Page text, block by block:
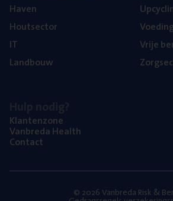
Haven
Hout­sec­tor
IT
Land­bouw
Vrije
Klan­ten­zo­ne
Van­b­re­da Health
Con­tact
© 2026 Vanbreda Risk &